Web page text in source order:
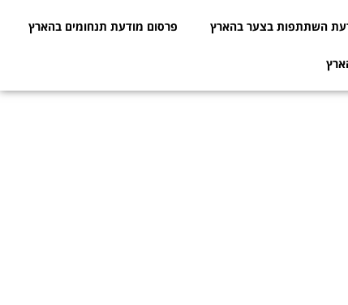
השתתפות בצער בהארץ פרסום מודעת תנחומים בהארץ